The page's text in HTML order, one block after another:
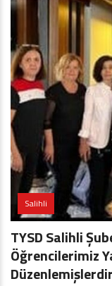
Salihli
TYSD Salihli
Öğrencilerimiz
Düzenlemişlerdir